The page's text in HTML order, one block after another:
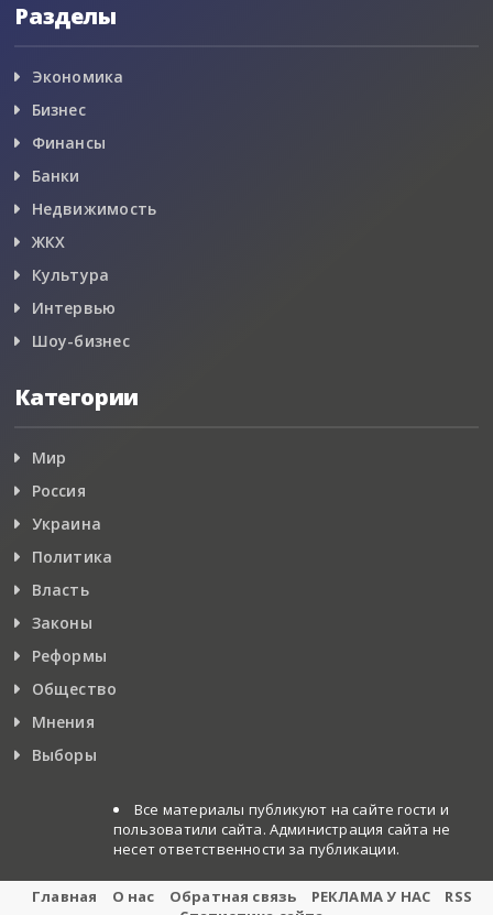
Разделы
Экономика
Бизнес
Финансы
Банки
Недвижимость
ЖКХ
Культура
Интервью
Шоу-бизнес
Категории
Мир
Россия
Украина
Политика
Власть
Законы
Реформы
Общество
Мнения
Выборы
Все материалы публикуют на сайте гости и
пользоватили сайта. Администрация сайта не
несет ответственности за публикации.
Главная О нас Обратная связь РЕКЛАМА У НАС
RSS